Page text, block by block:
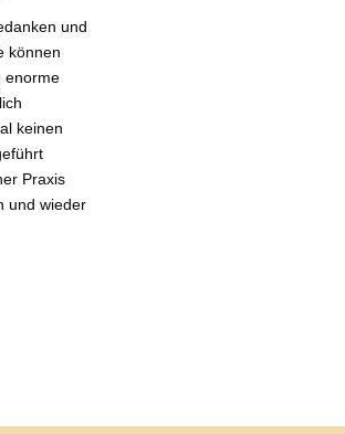
und
können
enorme
keinen
Praxis
und wieder